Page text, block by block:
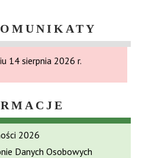
14 sierpnia 2026 r.
2026
Danych Osobowych